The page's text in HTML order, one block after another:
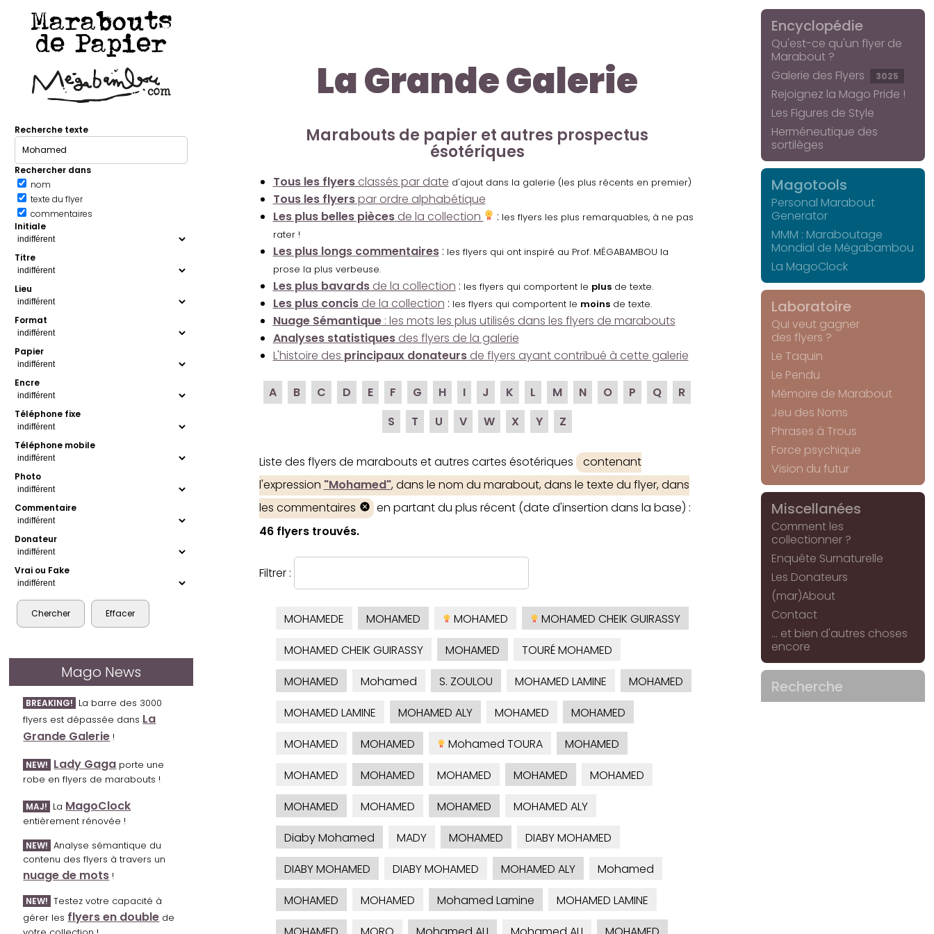
Marabouts
de Papier
Recherche texte
Rechercher dans
nom
texte du flyer
commentaires
Initiale
Titre
Lieu
Format
Papier
Encre
Téléphone fixe
Téléphone mobile
Photo
Commentaire
Donateur
Vrai ou Fake
Mago News
BREAKING! La barre des 3000
flyers est dépassée dans La
Grande Galerie !
NEW! Lady Gaga porte une
robe en flyers de marabouts !
MAJ! La MagoClock
entièrement rénovée !
NEW! Analyse sémantique du
contenu des flyers à travers un
nuage de mots !
NEW! Testez votre capacité à
gérer les flyers en double de
La Grande Galerie
Marabouts de papier et autres prospectus
ésotériques
Tous les flyersclassés par date d'ajout dans la galerie (les plus récents en premier)
Tous les flyerspar ordre alphabétique
Les plus belles piècesde la collection : les flyers les plus remarquables, à ne pas
rater !
Les plus longs commentaires: les flyers qui ont inspiré au Prof. MÉGABAMBOU la
prose la plus verbeuse.
Les plus bavardsde la collection : les flyers qui comportent le plusde texte.
Les plus concisde la collection : les flyers qui comportent le moinsde texte.
Nuage Sémantique: les mots les plus utilisés dans les flyers de marabouts
Analyses statistiquesdes flyers de la galerie
L'histoire des principaux donateursde flyers ayant contribué à cette galerie
A B C D E F G H I J K L M N O P Q
R
S
T U V W X Y Z
Liste des flyers de marabouts et autres cartes ésotériques
contenant
l'expression "Mohamed", dans le nom du marabout, dans le texte du flyer, dans
les commentaires
en partant du plus récent (date d'insertion dans la base) :
46 flyers trouvés.
Filtrer :
MOHAMEDE MOHAMED MOHAMED
MOHAMED CHEIK GUIRASSY
MOHAMED CHEIK GUIRASSY
MOHAMED
TOURÉ MOHAMED
MOHAMED
Mohamed S. ZOULOU MOHAMED LAMINE
MOHAMED
MOHAMED LAMINE
MOHAMED ALY MOHAMED
MOHAMED
MOHAMED
MOHAMED Mohamed TOURA
MOHAMED
MOHAMED
MOHAMED MOHAMED MOHAMED
MOHAMED
MOHAMED
MOHAMED MOHAMED
MOHAMED ALY
Diaby Mohamed
MADY MOHAMED
DIABY MOHAMED
DIABY MOHAMED
DIABY MOHAMED MOHAMED ALY
Mohamed
MOHAMED
MOHAMED Mohamed Lamine
MOHAMED LAMINE
Encyclopédie
Qu'est-ce qu'un flyer de
Marabout ?
Galerie des Flyers
3025
Rejoignez la Mago Pride !
Les Figures de Style
Herméneutique des
sortilèges
Magotools
Personal Marabout
Generator
MMM : Maraboutage
Mondial de Mégabambou
La MagoClock
Laboratoire
Qui veut gagner
des flyers ?
Le Taquin
Le Pendu
Mémoire de Marabout
Jeu des Noms
Phrases à Trous
Force psychique
Vision du futur
Miscellanées
Comment les
collectionner ?
Enquête Surnaturelle
Les Donateurs
(mar)About
Contact
... et bien d'autres choses
encore
Recherche